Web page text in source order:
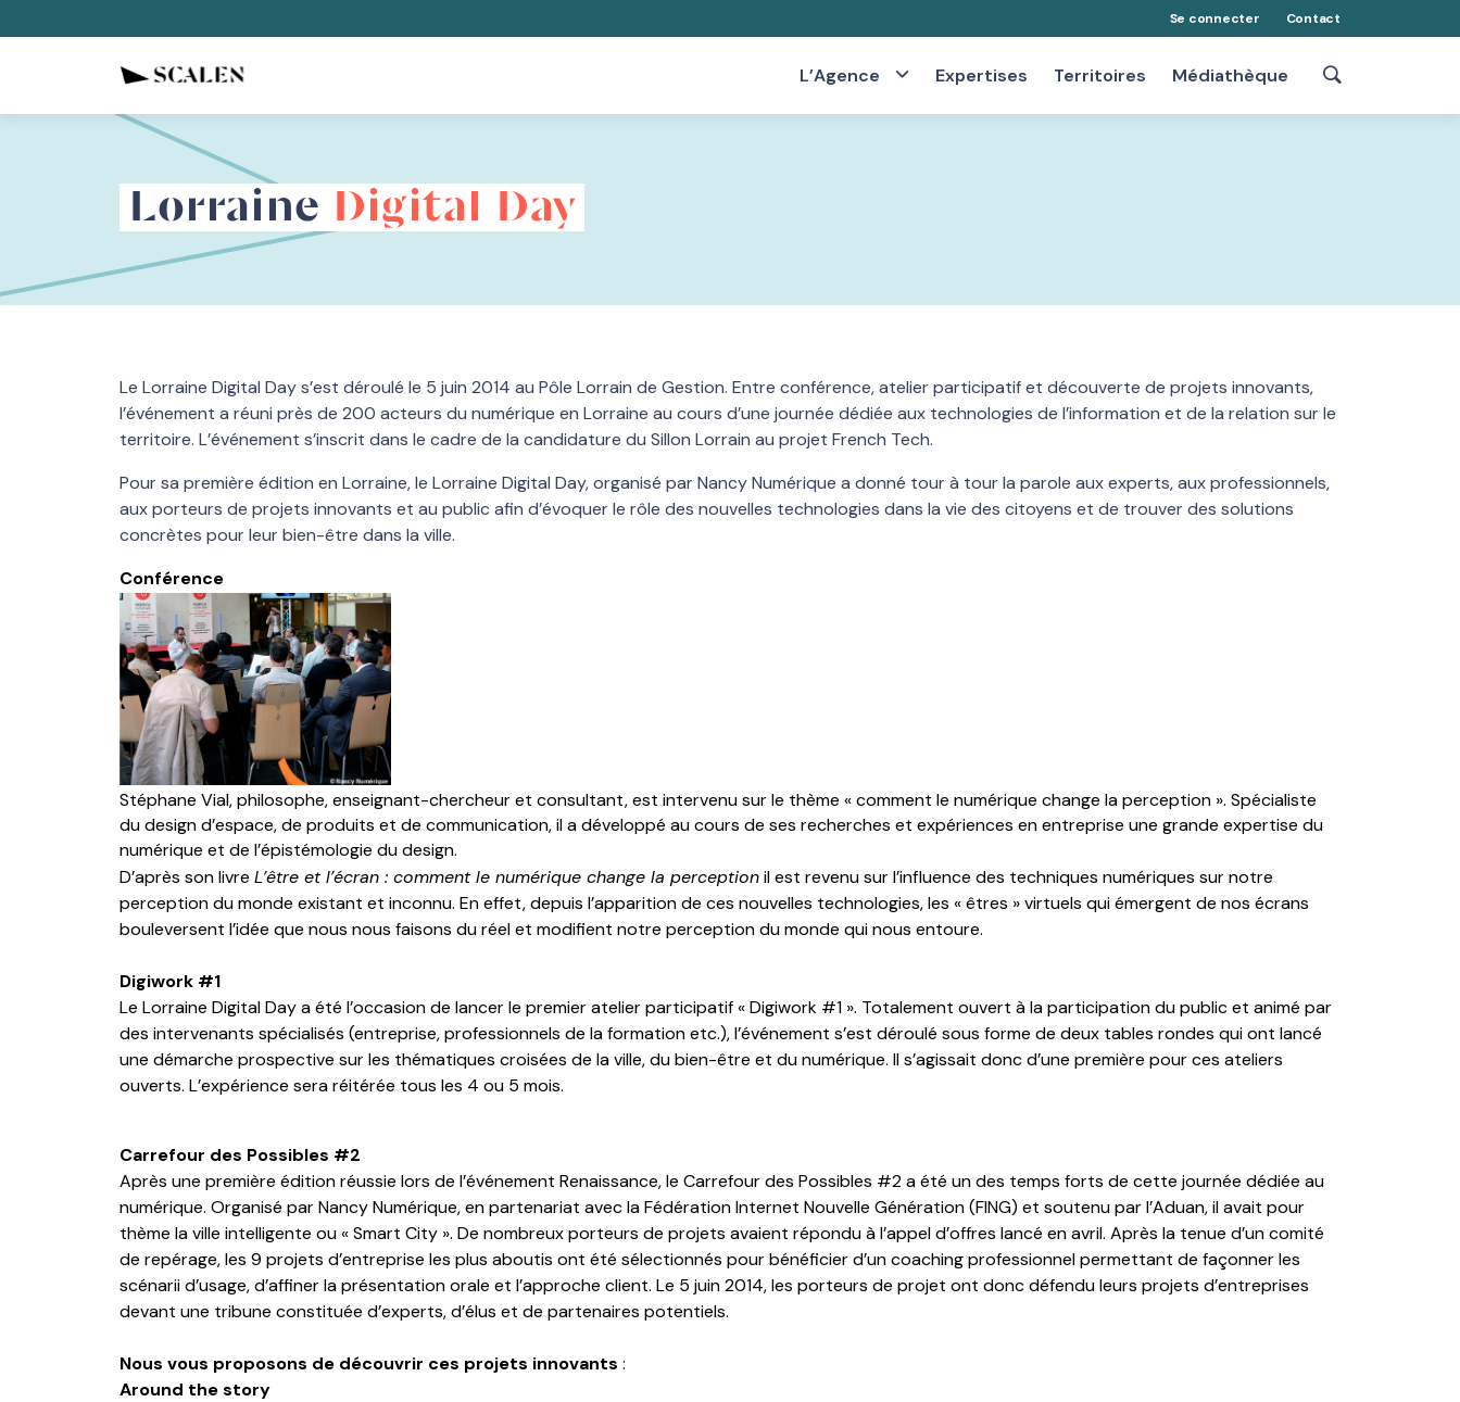
Se connecter Contact
L’Agence Expertises Territoires Médiathèque
Lorraine Digital Day
Le Lorraine Digital Day s’est déroulé le 5 juin 2014 au Pôle Lorrain de Gestion. Entre conférence, atelier participatif et découverte de projets innovants,
l’événement a réuni près de 200 acteurs du numérique en Lorraine au cours d’une journée dédiée aux technologies de l’information et de la relation sur le
territoire. L’événement s’inscrit dans le cadre de la candidature du Sillon Lorrain au projet French Tech.
Pour sa première édition en Lorraine, le Lorraine Digital Day, organisé par Nancy Numérique a donné tour à tour la parole aux experts, aux professionnels,
aux porteurs de projets innovants et au public afin d’évoquer le rôle des nouvelles technologies dans la vie des citoyens et de trouver des solutions
concrètes pour leur bien-être dans la ville.
Conférence
Stéphane Vial, philosophe, enseignant-chercheur et consultant, est intervenu sur le thème « comment le numérique change la perception ». Spécialiste
du design d’espace, de produits et de communication, il a développé au cours de ses recherches et expériences en entreprise une grande expertise du
numérique et de l’épistémologie du design.
D’après son livre L’être et l’écran : comment le numérique change la perceptionil est revenu sur l’influence des techniques numériques sur notre
perception du monde existant et inconnu. En effet, depuis l’apparition de ces nouvelles technologies, les « êtres » virtuels qui émergent de nos écrans
bouleversent l’idée que nous nous faisons du réel et modifient notre perception du monde qui nous entoure.
Digiwork #1
Le Lorraine Digital Day a été l’occasion de lancer le premier atelier participatif « Digiwork #1 ». Totalement ouvert à la participation du public et animé par
des intervenants spécialisés (entreprise, professionnels de la formation etc.), l’événement s’est déroulé sous forme de deux tables rondes qui ont lancé
une démarche prospective sur les thématiques croisées de la ville, du bien-être et du numérique. Il s’agissait donc d’une première pour ces ateliers
ouverts. L’expérience sera réitérée tous les 4 ou 5 mois.
Carrefour des Possibles #2
Après une première édition réussie lors de l’événement Renaissance, le Carrefour des Possibles #2 a été un des temps forts de cette journée dédiée au
numérique. Organisé par Nancy Numérique, en partenariat avec la Fédération Internet Nouvelle Génération (FING) et soutenu par l’Aduan, il avait pour
thème la ville intelligente ou « Smart City ». De nombreux porteurs de projets avaient répondu à l’appel d’offres lancé en avril. Après la tenue d’un comité
de repérage, les 9 projets d’entreprise les plus aboutis ont été sélectionnés pour bénéficier d’un coaching professionnel permettant de façonner les
scénarii d’usage, d’affiner la présentation orale et l’approche client. Le 5 juin 2014, les porteurs de projet ont donc défendu leurs projets d’entreprises
devant une tribune constituée d’experts, d’élus et de partenaires potentiels.
Nous vous proposons de découvrir ces projets innovants :
Around the story